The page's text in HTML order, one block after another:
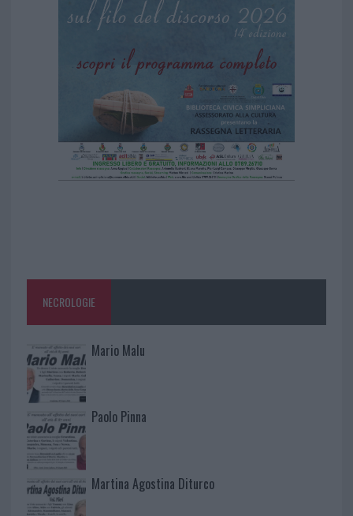
NECROLOGIE
Mario Malu
Paolo Pinna
Martina Agostina Diturco